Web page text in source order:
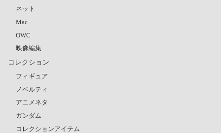
ネット
Mac
OWC
映像編集
コレクション
フィギュア
ノベルティ
アニメネタ
ガンダム
コレクションアイテム